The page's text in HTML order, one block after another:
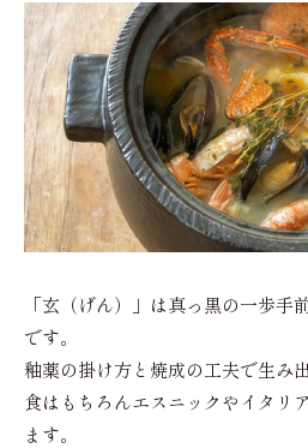
「玄（げん）」は真っ黒の一歩手
です。
釉薬の掛け方と焼成の工夫で生み
食はもちろんエスニックやイタリ
ます。